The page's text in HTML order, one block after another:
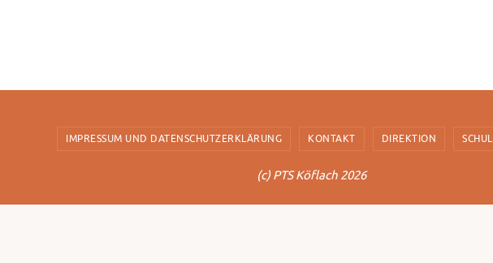
IMPRESSUM UND DATENSCHUTZERKLÄRUNG KONTAKT DIREKTION
(c) PTS Köflach 2026